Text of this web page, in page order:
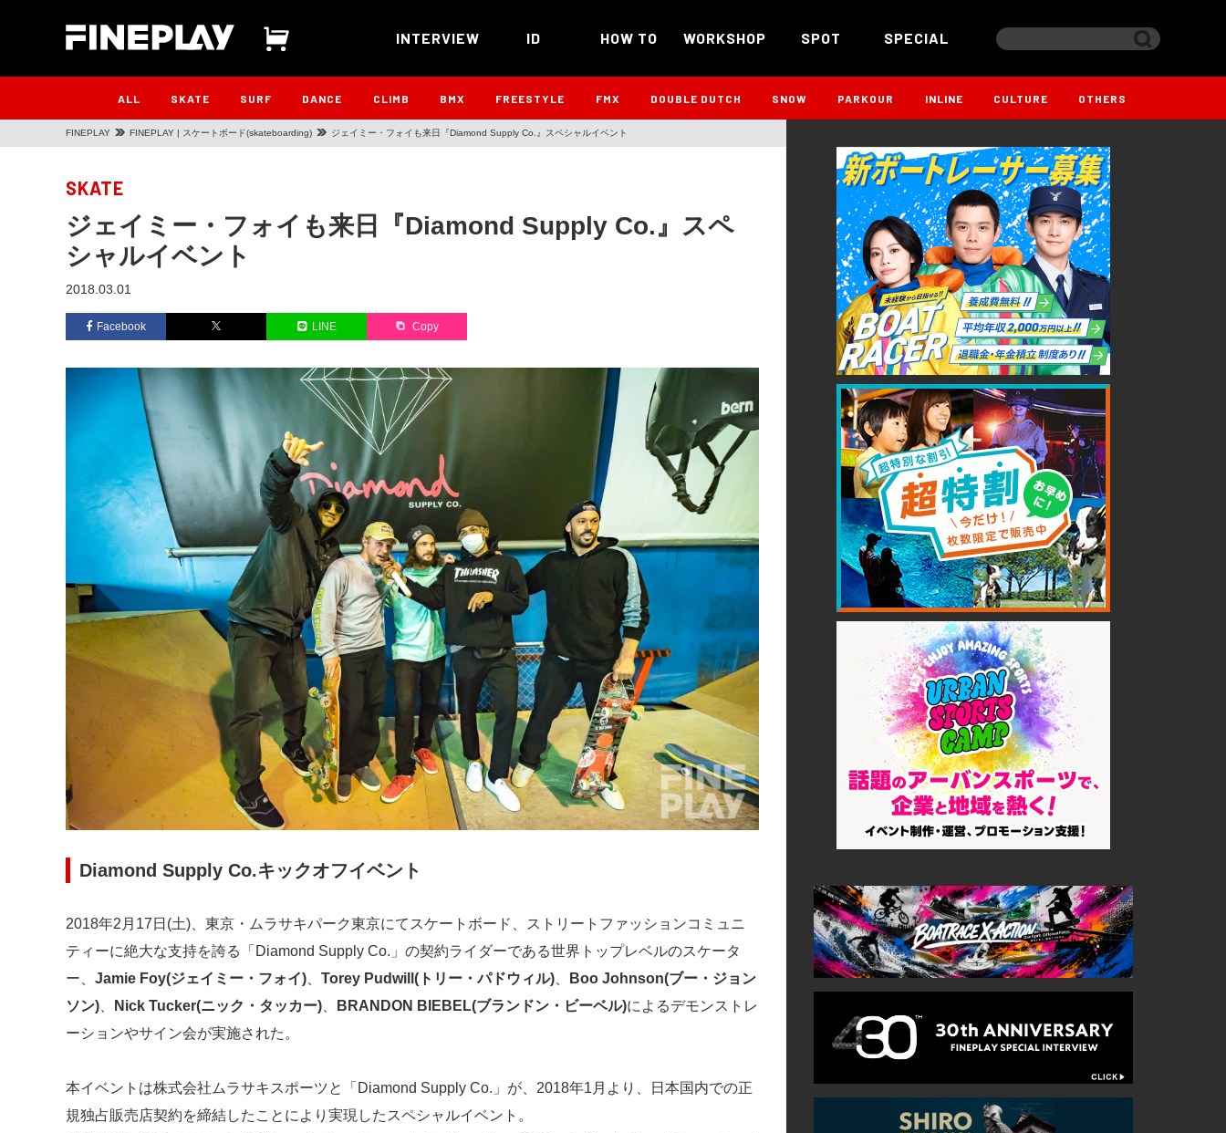
INTERVIEW ID HOW TO WORKSHOP SPOT SPECIAL
ALL SKATE SURF DANCE CLIMB BMX FREESTYLE FMX DOUBLE DUTCH SNOW PARKOUR INLINE CULTURE OTHERS
FINEPLAY FINEPLAY | スケートボード(skateboarding) ジェイミー・フォイも来日『Diamond Supply Co.』スペシャルイベント
SKATE
ジェイミー・フォイも来日『Diamond Supply Co.』スペ
シャルイベント
2018.03.01
Facebook LINE Copy
Diamond Supply Co.キックオフイベント
2018年2月17日(土)、東京・ムラサキパーク東京にてスケートボード、ストリートファッションコミュニ
ティーに絶大な支持を誇る「Diamond Supply Co.」の契約ライダーである世界トップレベルのスケータ
ー、 Jamie Foy(ジェイミー・フォイ) Torey Pudwill(トリー・パドウィル)
Boo Johnson(ブー・ジョン
ソン)
Nick Tucker(ニック・タッカー) BRANDON BIEBEL(ブランドン・ビーベル)によるデモンストレ
ーションやサイン会が実施された。
本イベントは株式会社ムラサキスポーツと「Diamond Supply Co.」が、2018年1月より、日本国内での正
規独占販売店契約を締結したことにより実現したスペシャルイベント。